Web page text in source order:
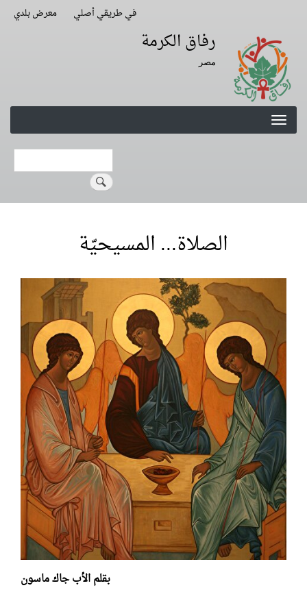
main
في طريقي أصلي معرض بلدي
رفاق الكرمة
مصر
Search
الصلاة... المسيحيّة
بقلم الأب جاك ماسون